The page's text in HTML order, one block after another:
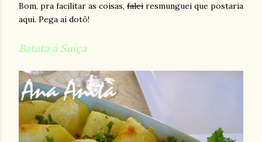
Bom, pra facilitar as coisas, falei resmunguei que postaria
aqui. Pega aí dotô!
Batata à Suiça